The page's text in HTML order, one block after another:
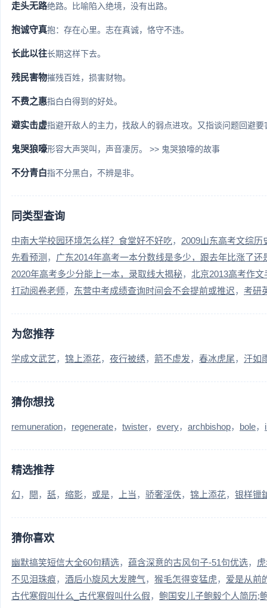
走头无路绝路。比喻陷入绝境，没有出路。
抱诚守真抱：存在心里。志在真诚，恪守不违。
长此以往长期这样下去。
残民害物摧残百姓，损害财物。
不费之惠指白白得到的好处。
避实击虚指避开敌人的主力，找敌人的弱点进攻。又指谈问题回避要
鬼哭狼嚎形容大声哭叫，声音凄厉。 >> 鬼哭狼嚎的故事
不分青白指不分黑白，不辨是非。
同类型查询
中南大学校园环境怎么样？食堂好不好吃
2009山东高考文综历
先看预测
广东2014年高考一本分数线是多少，跟去年比涨了还
2020年高考多少分能上一本，录取线大揭秘
北京2013高考作
打动阅卷老师
东营中考成绩查询时间会不会提前或推迟 考研
为您推荐
学成文武艺 锦上添花 夜行被绣 箭不虚发 春冰虎尾 汗如
猜你想找
remuneration regenerate twister every archbishop bole
精选推荐
幻 閜 舐 缩影 或是 上当 骄奢淫佚 锦上添花 银样镴
猜你喜欢
幽默搞笑短信大全60句精选 蕴含深意的古风句子-51句优选
不见泪珠痕
酒后小旋风大发脾气 猴毛怎得变猛虎
爱是从前
古代寒假叫什么_古代寒假叫什么假
鲍国安儿子鲍毅个人简历;